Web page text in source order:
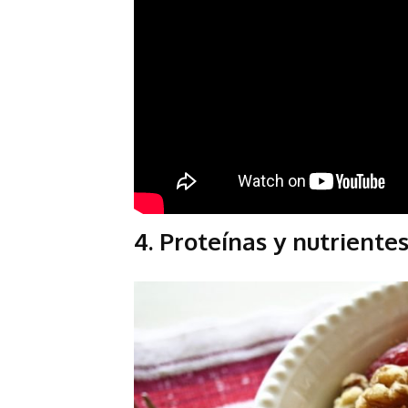
4. Proteínas y